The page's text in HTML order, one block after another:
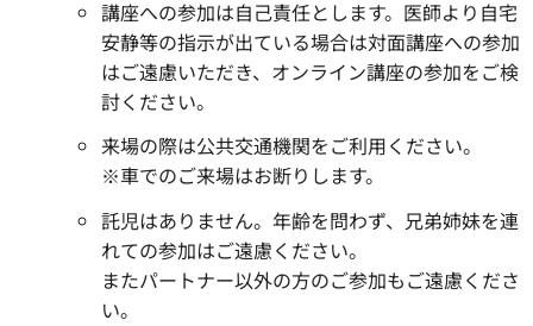
講座への参加は自己責任とします。医師より自宅
安静等の指示が出ている場合は対面講座への参加
はご遠慮いただき、オンライン講座の参加をご検
討ください。
来場の際は公共交通機関をご利用ください。
※車でのご来場はお断りします。
託児はありません。年齢を問わず、兄弟姉妹を連
れての参加はご遠慮ください。
またパートナー以外の方のご参加もご遠慮くださ
い。